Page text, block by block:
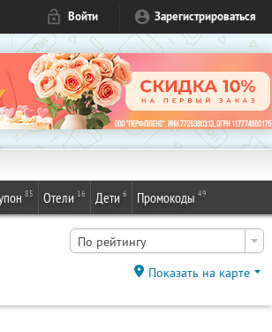
Войти Зарегистрироваться
85 Отели 16 Дети 6 Промокоды 49
По рейтингу
Показать на карте